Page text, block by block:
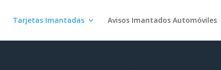
Tarjetas Imantadas Avisos Imantados Automóviles